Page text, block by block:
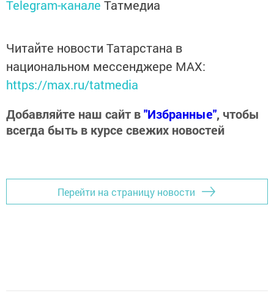
Telegram-канале Татмедиа
Читайте новости Татарстана в
национальном мессенджере MАХ:
https://max.ru/tatmedia
Добавляйте наш сайт в"Избранные", чтобы
всегда быть в курсе свежих новостей
Перейти на страницу новости